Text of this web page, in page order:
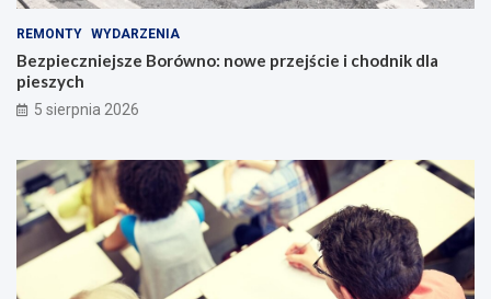
REMONTY WYDARZENIA
Bezpieczniejsze Borówno: nowe przejście i chodnik dla
pieszych
5 sierpnia 2026